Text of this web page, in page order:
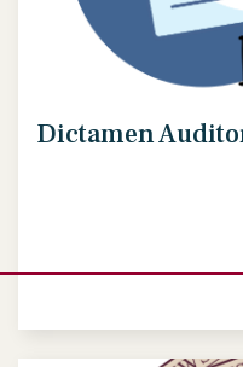
Dictamen